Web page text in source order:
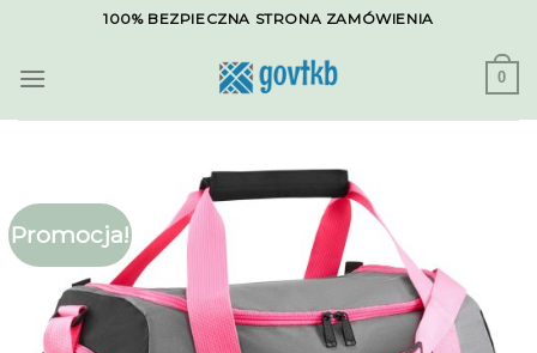
content
100% BEZPIECZNA STRONA ZAMÓWIENIA
0
Promocja!